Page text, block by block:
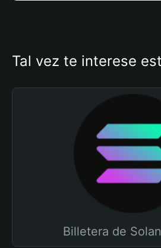
Tal vez te interese
Billetera de